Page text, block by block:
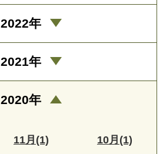
2022年
2021年
2020年
11月(1) 10月(1)